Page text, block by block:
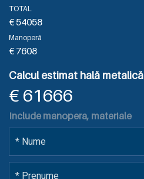
TOTAL
€ 54058
Manoperă
€ 7608
Calcul estimat hală metalică
€ 61666
Include manopera, materiale